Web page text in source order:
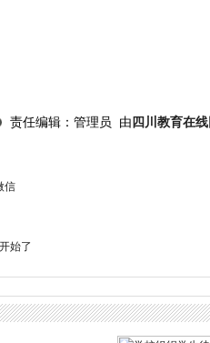
责任编辑：管理员 由 四川教育在线
信
始了